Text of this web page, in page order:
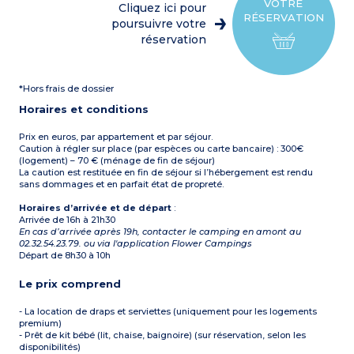
2 chambres avec deux lits
1 salle d’eau avec douche et
avec table, chaises,
barbecue
personnes
VOTRE
RÉSERVATION
Cliquez ici pour
poursuivre votre
réservation
*Hors frais de dossier
Horaires et conditions
Prix en euros, par appartement et par séjour.
Caution à régler sur place (par espèces ou carte bancaire) : 300€
(logement) – 70 € (ménage de fin de séjour)
La caution est restituée en fin de séjour si l’hébergement est rendu
sans dommages et en parfait état de propreté.
Horaires d’arrivée et de départ :
Arrivée de 16h à 21h30
En cas d’arrivée après 19h, contacter le camping en amont au
02.32.54.23.79. ou via l'application Flower Campings
Départ de 8h30 à 10h
Le prix comprend
- La location de draps et serviettes (uniquement pour les logements
premium)
- Prêt de kit bébé (lit, chaise, baignoire) (sur réservation, selon les
disponibilités)